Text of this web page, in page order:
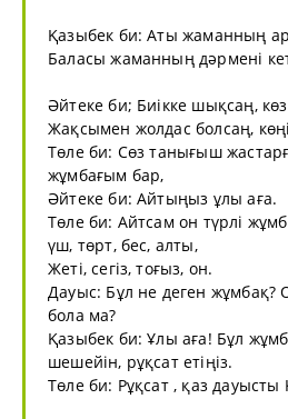
Қазыбек би: Аты жаманның
Баласы жаманның дәрмені
Әйтеке би; Биікке шықсаң,
Жақсымен жолдас болсаң,
Төле би: Сөз танығыш
жұмбағым бар,
Әйтеке би: Айтыңыз ұлы аға.
Төле би: Айтсам он түрлі
үш, төрт, бес, алты,
Жеті, сегіз, тоғыз, он.
Дауыс: Бұл не деген жұмбақ?
бола ма?
Қазыбек би: Ұлы аға! Бұл
шешейін, рұқсат етіңіз.
Төле би: Рұқсат , қаз дауысты